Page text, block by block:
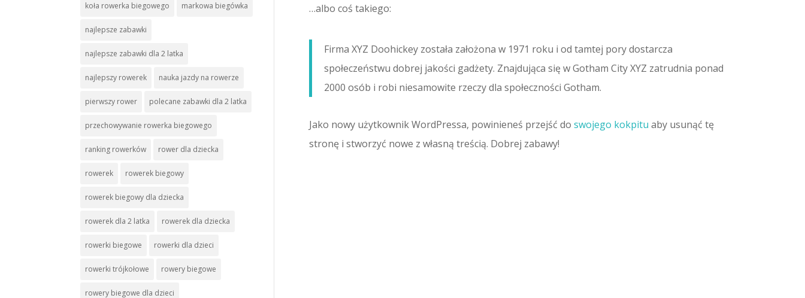
…albo coś takiego:
Firma XYZ Doohickey została założona w 1971 roku i od tamtej pory dostarcza
społeczeństwu dobrej jakości gadżety. Znajdująca się w Gotham City XYZ zatrudnia ponad
2000 osób i robi niesamowite rzeczy dla społeczności Gotham.
Jako nowy użytkownik WordPressa, powinieneś przejść doswojego kokpitu aby usunąć tę
stronę i stworzyć nowe z własną treścią. Dobrej zabawy!
koła rowerka biegowego markowa biegówka
najlepsze zabawki
najlepsze zabawki dla 2 latka
najlepszy rowerek nauka jazdy na rowerze
pierwszy rower polecane zabawki dla 2 latka
przechowywanie rowerka biegowego
ranking rowerków rower dla dziecka
rowerek rowerek biegowy
rowerek biegowy dla dziecka
rowerek dla 2 latka rowerek dla dziecka
rowerki biegowe rowerki dla dzieci
rowerki trójkołowe rowery biegowe
rowery biegowe dla dzieci